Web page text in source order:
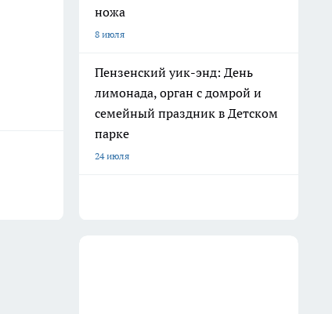
ножа
8 июля
Пензенский уик-энд: День
лимонада, орган с домрой и
семейный праздник в Детском
парке
24 июля